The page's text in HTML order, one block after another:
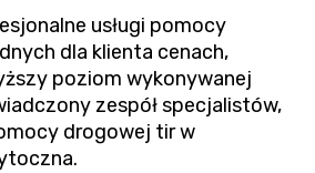
usługi pomocy
dla klienta cenach,
poziom wykonywanej
zespół specjalistów,
drogowej tir w